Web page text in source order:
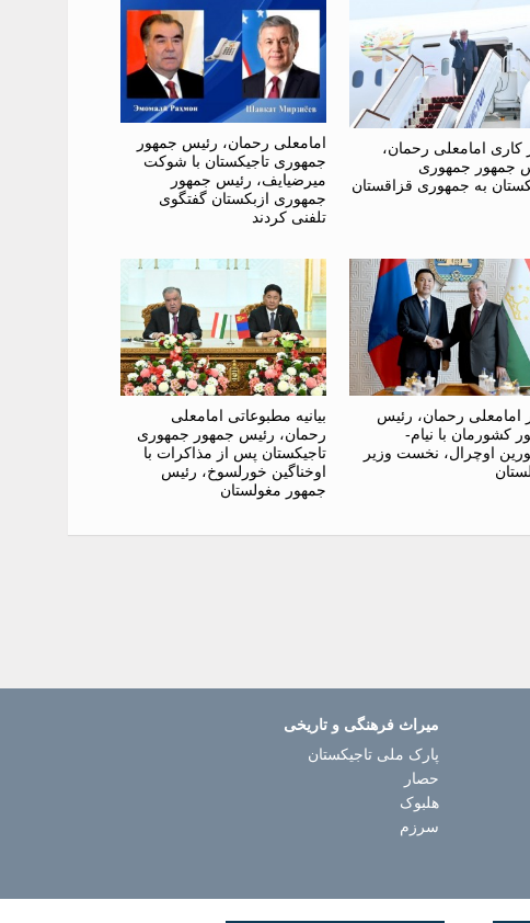
امامعلی رحمان،
جمهور جمهوری
به جمهوری قزاقستان
امامعلی رحمان، رئیس جمهور
جمهوری تاجیکستان با شوکت
میرضیایف، رئیس جمهور
جمهوری ازبکستان گفتگوی
تلفنی کردند
امامعلی رحمان، رئیس
کشورمان با نیام-
اوچرال، نخست وزیر
بیانیه مطبوعاتی امامعلی
رحمان، رئیس جمهور جمهوری
تاجیکستان پس از مذاکرات با
اوخناگین خورلسوخ، رئیس
جمهور مغولستان
میراث فرهنگی و تاریخی
پارک ملی تاجیکستان
حصار
هلبوک
سرزم